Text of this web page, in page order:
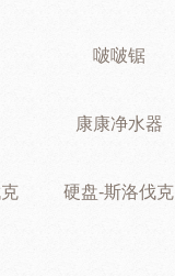
啵啵锯
康康净水器
硬盘-斯洛伐克